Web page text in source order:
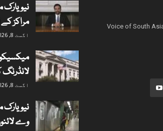
Voice of South
نیویارک
مراکز کے لیے 3
اگست 8, 2026
اگست 8, 2026
وے